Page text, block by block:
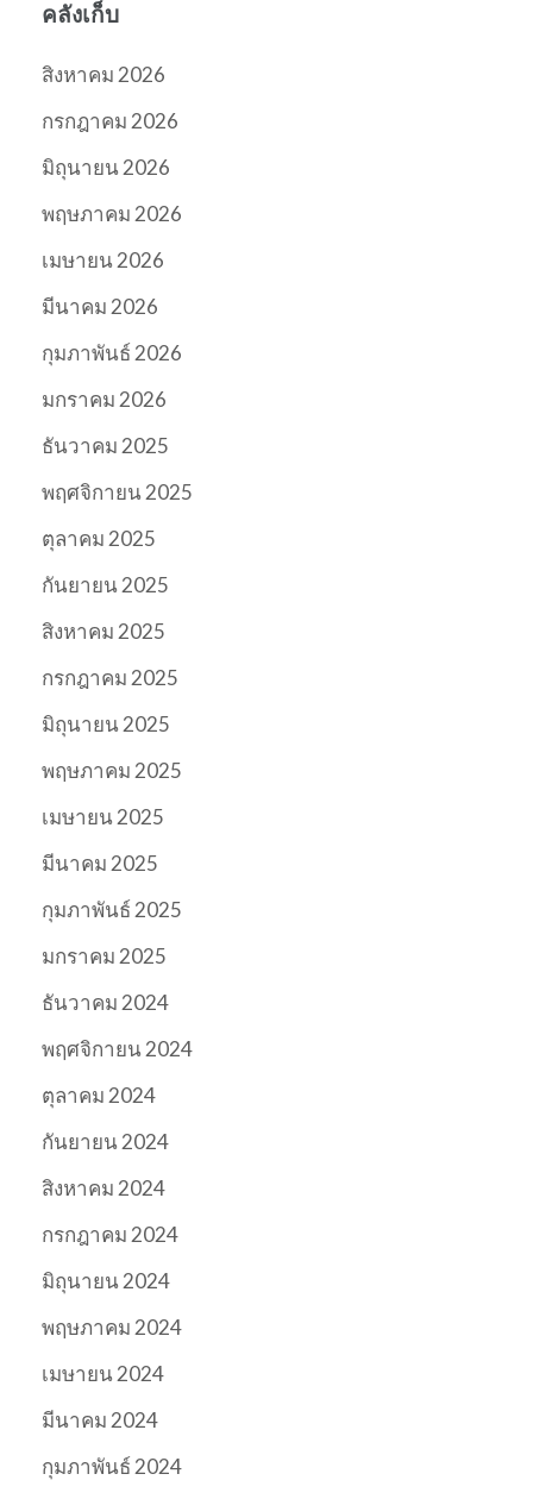
คลังเก็บ
สิงหาคม 2026
กรกฎาคม 2026
มิถุนายน 2026
พฤษภาคม 2026
เมษายน 2026
มีนาคม 2026
กุมภาพันธ์ 2026
มกราคม 2026
ธันวาคม 2025
พฤศจิกายน 2025
ตุลาคม 2025
กันยายน 2025
สิงหาคม 2025
กรกฎาคม 2025
มิถุนายน 2025
พฤษภาคม 2025
เมษายน 2025
มีนาคม 2025
กุมภาพันธ์ 2025
มกราคม 2025
ธันวาคม 2024
พฤศจิกายน 2024
ตุลาคม 2024
กันยายน 2024
สิงหาคม 2024
กรกฎาคม 2024
มิถุนายน 2024
พฤษภาคม 2024
เมษายน 2024
มีนาคม 2024
กุมภาพันธ์ 2024